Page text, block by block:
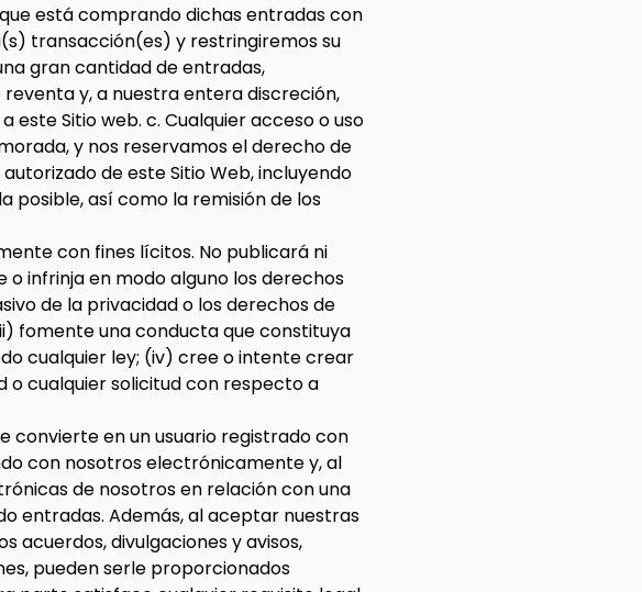
está comprando dichas entradas con
transacción(es) y restringiremos su
gran cantidad de entradas,
y, a nuestra entera discreción,
Sitio web. c. Cualquier acceso o uso
y nos reservamos el derecho de
de este Sitio Web, incluyendo
posible, así como la remisión de los
con fines lícitos. No publicará ni
infrinja en modo alguno los derechos
de la privacidad o los derechos de
fomente una conducta que constituya
cualquier ley; (iv) cree o intente crear
o cualquier solicitud con respecto a
convierte en un usuario registrado con
con nosotros electrónicamente y, al
de nosotros en relación con una
entradas. Además, al aceptar nuestras
acuerdos, divulgaciones y avisos,
pueden serle proporcionados